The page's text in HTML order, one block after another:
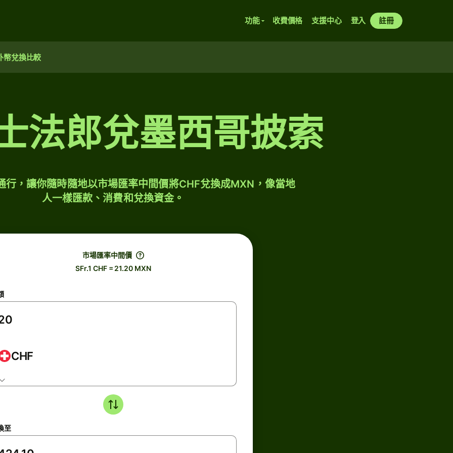
功能 收費價格 支援中心 登入 註冊
幣兌換比較
法郎兌墨西哥披索
行，讓你隨時隨地以市場匯率中間價將CHF兌換成MXN，像當地
人一樣匯款、消費和兌換資金。
市場匯率中間價
SFr.1 CHF = 21.20 MXN
CHF
至